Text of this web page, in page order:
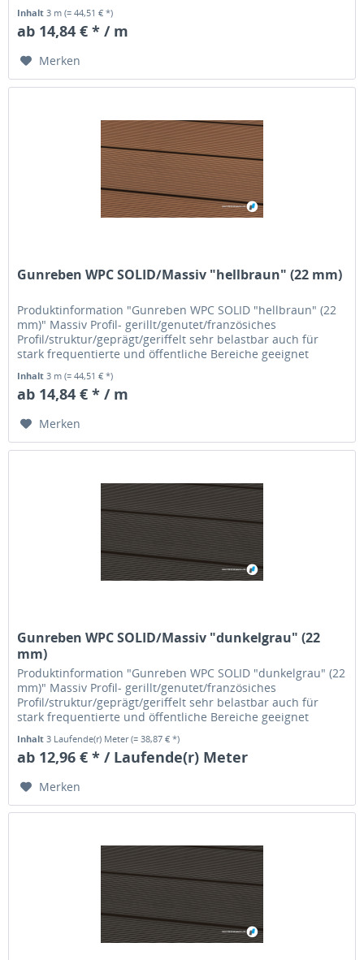
Inhalt3 m(= 44,51 € *)
ab 14,84 € * / m
Merken
Gunreben WPC SOLID/Massiv "hellbraun" (22 mm)
Produktinformation "Gunreben WPC SOLID "hellbraun" (22
mm)" Massiv Profil- gerillt/genutet/französiches
Profil/struktur/geprägt/geriffelt sehr belastbar auch für
stark frequentierte und öffentliche Bereiche geeignet
Inhalt3 m(= 44,51 € *)
ab 14,84 € * / m
Merken
Gunreben WPC SOLID/Massiv "dunkelgrau" (22
mm)
Produktinformation "Gunreben WPC SOLID "dunkelgrau" (22
mm)" Massiv Profil- gerillt/genutet/französiches
Profil/struktur/geprägt/geriffelt sehr belastbar auch für
stark frequentierte und öffentliche Bereiche geeignet
Inhalt3 Laufende(r) Meter(= 38,87 € *)
ab 12,96 € * / Laufende(r) Meter
Merken